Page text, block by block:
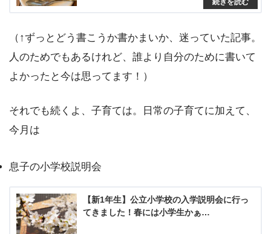
（↑ずっとどう書こうか書かまいか、迷っていた記事。
人のためでもあるけれど、誰より自分のために書いて
よかったと今は思ってます！）
それでも続くよ、子育ては。日常の子育てに加えて、
今月は
息子の小学校説明会
【新1年生】公立小学校の入学説明会に行っ
てきました！春には小学生かぁ…